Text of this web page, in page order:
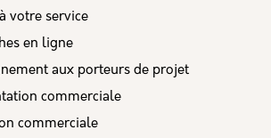
votre service
en ligne
aux porteurs de projet
commerciale
commerciale